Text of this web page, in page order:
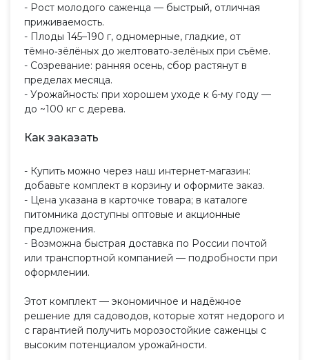
- Рост молодого саженца — быстрый, отличная
приживаемость.
- Плоды 145–190 г, одномерные, гладкие, от
тёмно‑зёлёных до желтовато‑зелёных при съёме.
- Созревание: ранняя осень, сбор растянут в
пределах месяца.
- Урожайность: при хорошем уходе к 6-му году —
до ~100 кг с дерева.
Как заказать
- Купить можно через наш интернет-магазин:
добавьте комплект в корзину и оформите заказ.
- Цена указана в карточке товара; в каталоге
питомника доступны оптовые и акционные
предложения.
- Возможна быстрая доставка по России почтой
или транспортной компанией — подробности при
оформлении.
Этот комплект — экономичное и надёжное
решение для садоводов, которые хотят недорого и
с гарантией получить морозостойкие саженцы с
высоким потенциалом урожайности.